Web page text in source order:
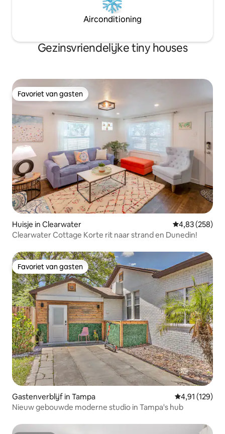
Airconditioning
Gezinsvriendelijke tiny houses
Favoriet van gasten
Favoriet van gasten
Huisje in Clearwater Gemiddelde
4,83 (258)
Clearwater Cottage Korte rit naar strand en Dunedin!
Favoriet van gasten
Favoriet van gasten
Gastenverblijf in Tampa Gemiddelde
4,91 (129)
Nieuw gebouwde moderne studio in Tampa's hub